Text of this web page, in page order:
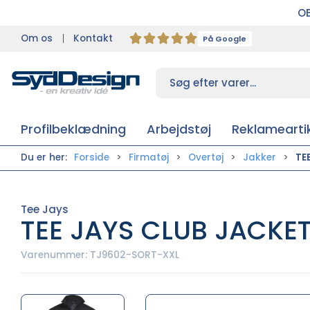
Om os Kontakt På Google
Profilbeklædning Arbejdstøj
Du er her: Forside Firmatøj Overtøj Jakker
Tee Jays
TEE JAYS CLUB
Varenummer: TJ9602-SORT-XXL